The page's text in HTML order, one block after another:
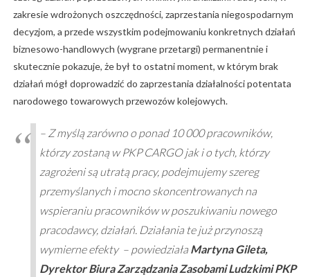
zakresie wdrożonych oszczędności, zaprzestania niegospodarnym
decyzjom, a przede wszystkim podejmowaniu konkretnych działań
biznesowo-handlowych (wygrane przetargi) permanentnie i
skutecznie pokazuje, że był to ostatni moment, w którym brak
działań mógł doprowadzić do zaprzestania działalności potentata
narodowego towarowych przewozów kolejowych.
– Z myślą zarówno o ponad 10 000 pracowników,
którzy zostaną w PKP CARGO jak i o tych, którzy
zagrożeni są utratą pracy, podejmujemy szereg
przemyślanych i mocno skoncentrowanych na
wspieraniu pracowników w poszukiwaniu nowego
pracodawcy, działań. Działania te już przynoszą
wymierne efekty – powiedziałaMartyna Gileta,
Dyrektor Biura Zarządzania Zasobami Ludzkimi PKP